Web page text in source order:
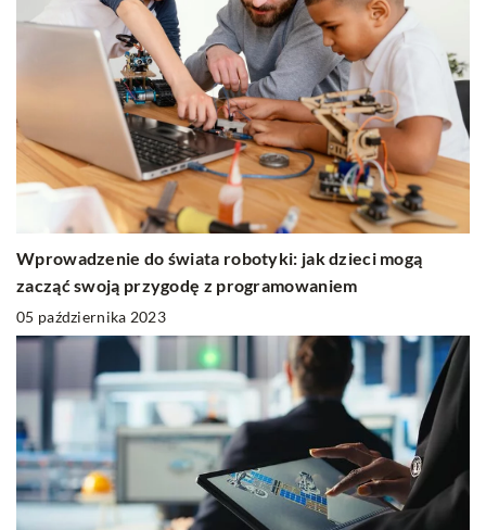
Wprowadzenie do świata robotyki: jak dzieci mogą
zacząć swoją przygodę z programowaniem
05 października 2023